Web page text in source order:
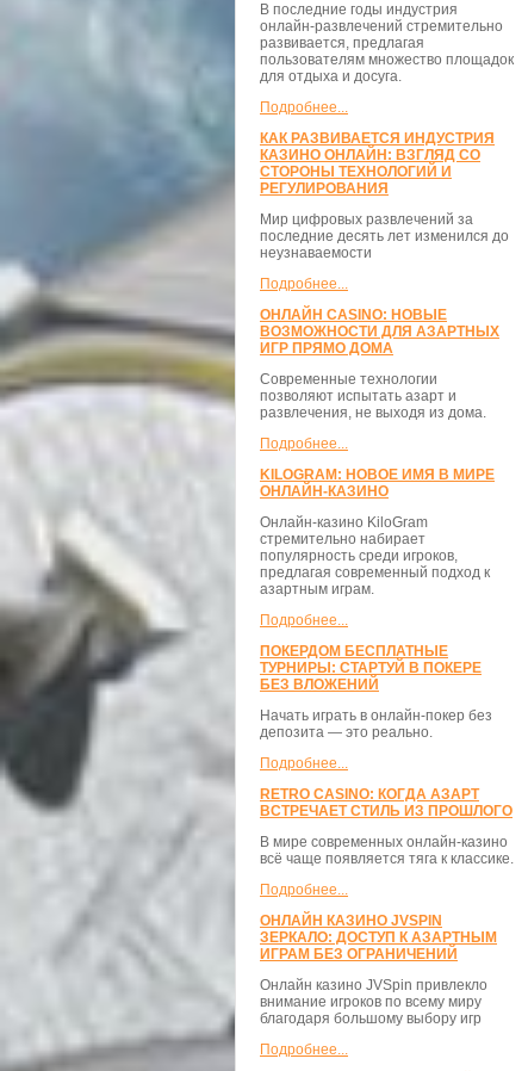
В последние годы индустрия
онлайн-развлечений стремительно
развивается, предлагая
пользователям множество площадок
для отдыха и досуга.
Подробнее...
КАК РАЗВИВАЕТСЯ ИНДУСТРИЯ
КАЗИНО ОНЛАЙН: ВЗГЛЯД СО
СТОРОНЫ ТЕХНОЛОГИЙ И
РЕГУЛИРОВАНИЯ
Мир цифровых развлечений за
последние десять лет изменился до
неузнаваемости
Подробнее...
ОНЛАЙН CASINO: НОВЫЕ
ВОЗМОЖНОСТИ ДЛЯ АЗАРТНЫХ
ИГР ПРЯМО ДОМА
Современные технологии
позволяют испытать азарт и
развлечения, не выходя из дома.
Подробнее...
KILOGRAM: НОВОЕ ИМЯ В МИРЕ
ОНЛАЙН-КАЗИНО
Онлайн-казино KiloGram
стремительно набирает
популярность среди игроков,
предлагая современный подход к
азартным играм.
Подробнее...
ПОКЕРДОМ БЕСПЛАТНЫЕ
ТУРНИРЫ: СТАРТУЙ В ПОКЕРЕ
БЕЗ ВЛОЖЕНИЙ
Начать играть в онлайн-покер без
депозита — это реально.
Подробнее...
RETRO CASINO: КОГДА АЗАРТ
ВСТРЕЧАЕТ СТИЛЬ ИЗ ПРОШЛОГО
В мире современных онлайн-казино
всё чаще появляется тяга к классике.
Подробнее...
ОНЛАЙН КАЗИНО JVSPIN
ЗЕРКАЛО: ДОСТУП К АЗАРТНЫМ
ИГРАМ БЕЗ ОГРАНИЧЕНИЙ
Онлайн казино JVSpin привлекло
внимание игроков по всему миру
благодаря большому выбору игр
Подробнее...